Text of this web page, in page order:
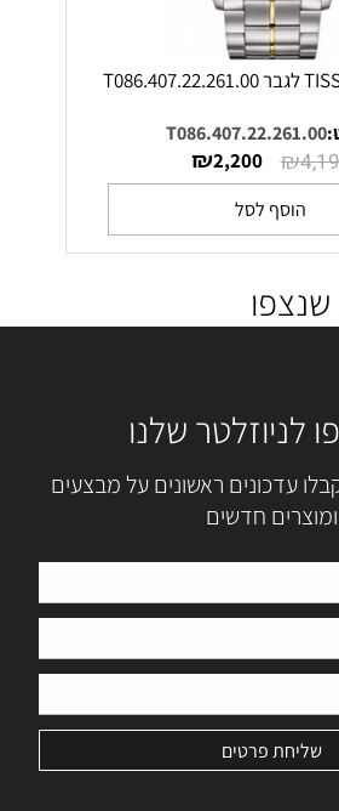
T086.407.22.261.00
₪
₪2,200
הוסף לסל
לניוזלטר שלנו
עדכונים ראשונים על מבצעים
ומוצרים חדשים